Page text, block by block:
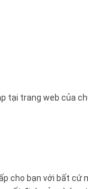
tại trang web của
cho bạn với bất cứ